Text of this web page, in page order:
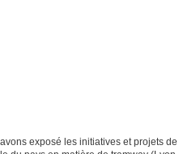
exposé les initiatives et projets de